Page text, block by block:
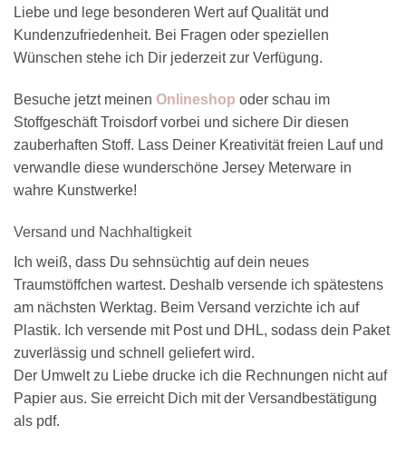
Liebe und lege besonderen Wert auf Qualität und
Kundenzufriedenheit. Bei Fragen oder speziellen
Wünschen stehe ich Dir jederzeit zur Verfügung.
Besuche jetzt meinen Onlineshop oder schau im
Stoffgeschäft Troisdorf vorbei und sichere Dir diesen
zauberhaften Stoff. Lass Deiner Kreativität freien Lauf und
verwandle diese wunderschöne Jersey Meterware in
wahre Kunstwerke!
Versand und Nachhaltigkeit
Ich weiß, dass Du sehnsüchtig auf dein neues
Traumstöffchen wartest. Deshalb versende ich spätestens
am nächsten Werktag. Beim Versand verzichte ich auf
Plastik. Ich versende mit Post und DHL, sodass dein Paket
zuverlässig und schnell geliefert wird.
Der Umwelt zu Liebe drucke ich die Rechnungen nicht auf
Papier aus. Sie erreicht Dich mit der Versandbestätigung
als pdf.